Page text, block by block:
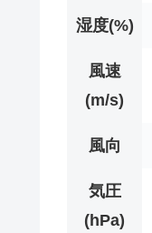
湿度(%)
風速
(m/s)
風向
気圧
(hPa)